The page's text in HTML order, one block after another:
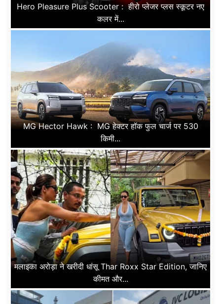
Hero Pleasure Plus Scooter : हीरो प्लेजर प्लस स्कूटर नए
कलर में...
MG Hector Hawk : MG हेक्टर हॉक फुल चार्ज पर 530
किमी...
मलाइका अरोड़ा ने खरीदी धांसू Thar Roxx Star Edition, जानिए
कीमत और...